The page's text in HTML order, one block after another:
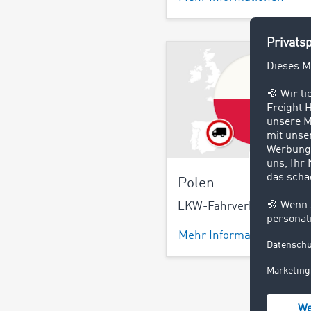
Polen
LKW-Fahrverbote in
Mehr Informationen